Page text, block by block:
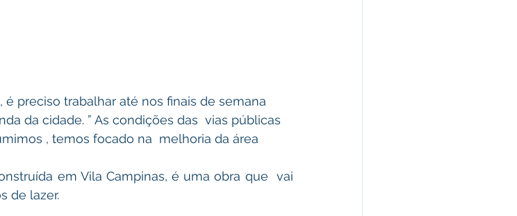
da cidade. ” As condições das  vias públicas
, temos focado na  melhoria da área
em Vila Campinas, é uma obra que  vai
de lazer.